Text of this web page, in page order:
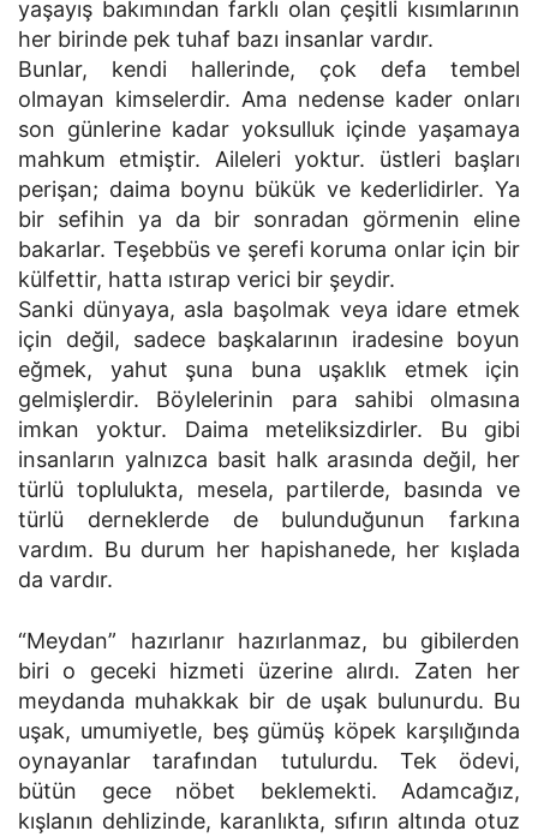
yaşayış bakımından farklı olan çeşitli kısımlarının
her birinde pek tuhaf bazı insanlar vardır.
Bunlar, kendi hallerinde, çok defa tembel
olmayan kimselerdir. Ama nedense kader onları
son günlerine kadar yoksulluk içinde yaşamaya
mahkum etmiştir. Aileleri yoktur. üstleri başları
perişan; daima boynu bükük ve kederlidirler. Ya
bir sefihin ya da bir sonradan görmenin eline
bakarlar. Teşebbüs ve şerefi koruma onlar için bir
külfettir, hatta ıstırap verici bir şeydir.
Sanki dünyaya, asla başolmak veya idare etmek
için değil, sadece başkalarının iradesine boyun
eğmek, yahut şuna buna uşaklık etmek için
gelmişlerdir. Böylelerinin para sahibi olmasına
imkan yoktur. Daima meteliksizdirler. Bu gibi
insanların yalnızca basit halk arasında değil, her
türlü toplulukta, mesela, partilerde, basında ve
türlü derneklerde de bulunduğunun farkına
vardım. Bu durum her hapishanede, her kışlada
da vardır.
“Meydan” hazırlanır hazırlanmaz, bu gibilerden
biri o geceki hizmeti üzerine alırdı. Zaten her
meydanda muhakkak bir de uşak bulunurdu. Bu
uşak, umumiyetle, beş gümüş köpek karşılığında
oynayanlar tarafından tutulurdu. Tek ödevi,
bütün gece nöbet beklemekti. Adamcağız,
kışlanın dehlizinde, karanlıkta, sıfırın altında otuz